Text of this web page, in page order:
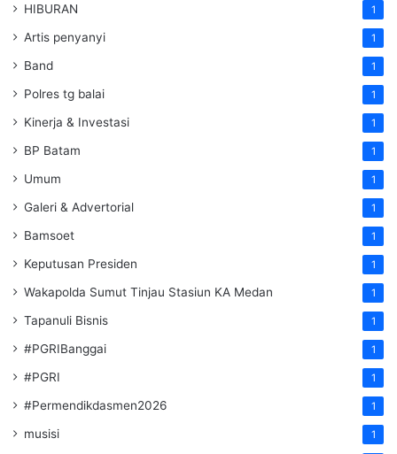
HIBURAN 1
Artis penyanyi 1
Band 1
Polres tg balai 1
Kinerja & Investasi 1
BP Batam 1
Umum 1
Galeri & Advertorial 1
Bamsoet 1
Keputusan Presiden 1
Wakapolda Sumut Tinjau Stasiun KA Medan 1
Tapanuli Bisnis 1
#PGRIBanggai 1
#PGRI 1
#Permendikdasmen2026 1
musisi 1